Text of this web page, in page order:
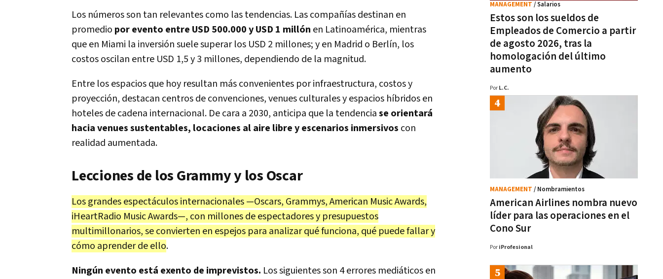
Los números son tan relevantes como las tendencias. Las compañías destinan en
promedio por evento entre USD 500.000 y USD 1 millón en Latinoamérica, mientras
que en Miami la inversión suele superar los USD 2 millones; y en Madrid o Berlín, los
costos oscilan entre USD 1,5 y 3 millones, dependiendo de la magnitud.
Entre los espacios que hoy resultan más convenientes por infraestructura, costos y
proyección, destacan centros de convenciones, venues culturales y espacios híbridos en
hoteles de cadena internacional. De cara a 2030, anticipa que la tendenciase orientará
hacia venues sustentables, locaciones al aire libre y escenarios inmersivos con
realidad aumentada.
Lecciones de los Grammy y los Oscar
Los grandes espectáculos internacionales —Oscars, Grammys, American Music Awards,
iHeartRadio Music Awards—, con millones de espectadores y presupuestos
multimillonarios, se convierten en espejos para analizar qué funciona, qué puede fallar y
cómo aprender de ello.
Ningún evento está exento de imprevistos. Los siguientes son 4 errores mediáticos en
Estos son los sueldos de
Empleados de Comercio a partir
de agosto 2026, tras la
homologación del último
aumento
MANAGEMENT / Salarios
Por L.C.
American Airlines nombra nuevo
líder para las operaciones en el
Cono Sur
MANAGEMENT / Nombramientos
Por iProfesional